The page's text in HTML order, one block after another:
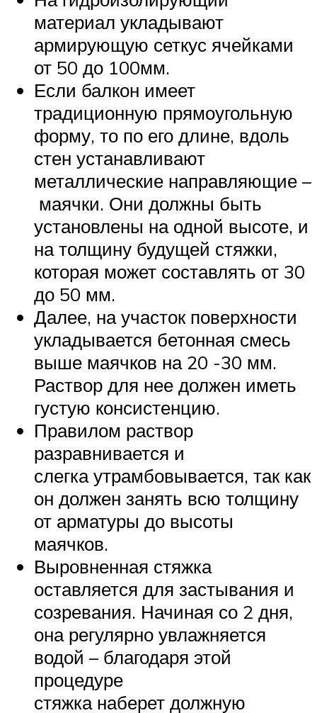
материал укладывают
армирующую сеткус ячейками
от 50 до 100мм.
Если балкон имеет
традиционную прямоугольную
форму, то по его длине, вдоль
стен устанавливают
металлические направляющие –
маячки. Они должны быть
установлены на одной высоте, и
на толщину будущей стяжки,
которая может составлять от 30
до 50 мм.
Далее, на участок поверхности
укладывается бетонная смесь
выше маячков на 20 -30 мм.
Раствор для нее должен иметь
густую консистенцию.
Правилом раствор
разравнивается и
слегка утрамбовывается, так как
он должен занять всю толщину
от арматуры до высоты
маячков.
Выровненная стяжка
оставляется для застывания и
созревания. Начиная со 2 дня,
она регулярно увлажняется
водой – благодаря этой
процедуре
стяжка наберет должную